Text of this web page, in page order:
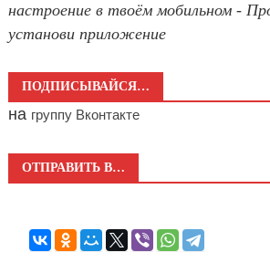
настроение в твоём мобильном -
установи приложение
ПОДПИСЫВАЙСЯ…
на группу Вконтакте
ОТПРАВИТЬ В…